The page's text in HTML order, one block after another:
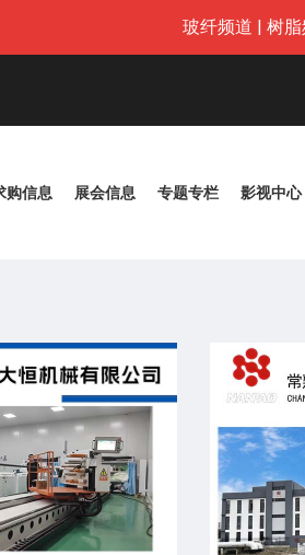
玻纤频道 | 树
购信息 展会信息 专题专栏 影视中心